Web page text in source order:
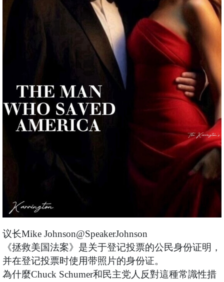
议长Mike Johnson@SpeakerJohnson
《拯救美国法案》是关于登记投票的公民身份证明，
并在登记投票时使用带照片的身份证。
為什麼Chuck Schumer和民主党人反對這種常識性措